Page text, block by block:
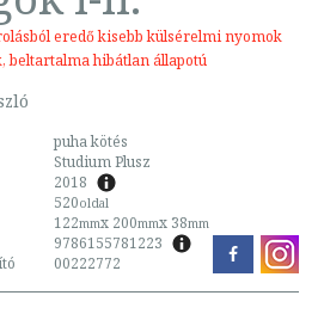
eredő kisebb külsérelmi nyomok
beltartalma hibátlan állapotú
puha kötés
Studium Plusz
2018
520oldal
122mmx 200mmx 38mm
9786155781223
00222772